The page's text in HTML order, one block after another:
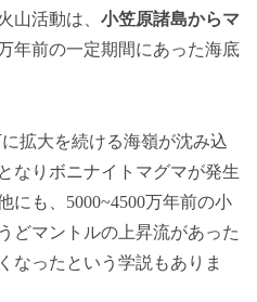
山活動は、 小笠原諸島からマ
年前の一定期間にあった海底
拡大を続ける海嶺が沈み込
なりボニナイトマグマが発生
にも、5000~4500万年前の小
どマントルの上昇流があった
なったという学説もありま